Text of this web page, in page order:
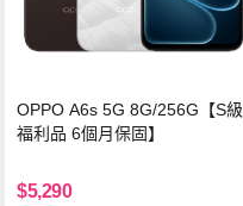
OPPO A6s 5G 8G/256G【S級
福利品 6個月保固】
$5,290